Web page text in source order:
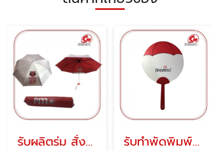
รับผลิตร่ม สั่งทำร่ม รับทำพัดพิมพ์ลาย